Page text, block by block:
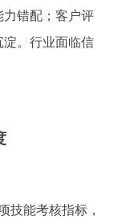
错配；客户评
。行业面临信
技能考核指标，